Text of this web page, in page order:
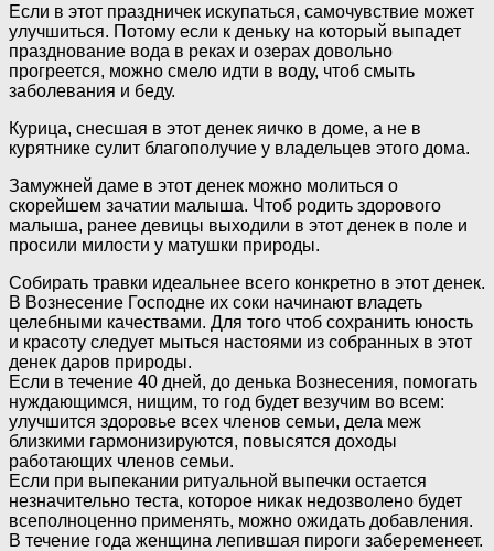
Если в этот праздничек искупаться, самочувствие может
улучшиться. Потому если к деньку на который выпадет
празднование вода в реках и озерах довольно
прогреется, можно смело идти в воду, чтоб смыть
заболевания и беду.
Курица, снесшая в этот денек яичко в доме, а не в
курятнике сулит благополучие у владельцев этого дома.
Замужней даме в этот денек можно молиться о
скорейшем зачатии малыша. Чтоб родить здорового
малыша, ранее девицы выходили в этот денек в поле и
просили милости у матушки природы.
Собирать травки идеальнее всего конкретно в этот денек.
В Вознесение Господне их соки начинают владеть
целебными качествами. Для того чтоб сохранить юность
и красоту следует мыться настоями из собранных в этот
денек даров природы.
Если в течение 40 дней, до денька Вознесения, помогать
нуждающимся, нищим, то год будет везучим во всем:
улучшится здоровье всех членов семьи, дела меж
близкими гармонизируются, повысятся доходы
работающих членов семьи.
Если при выпекании ритуальной выпечки остается
незначительно теста, которое никак недозволено будет
всеполноценно применять, можно ожидать добавления.
В течение года женщина лепившая пироги забеременеет.